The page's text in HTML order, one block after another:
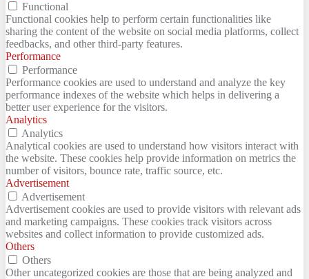
Functional
Functional cookies help to perform certain functionalities like
sharing the content of the website on social media platforms, collect
feedbacks, and other third-party features.
Performance
Performance
Performance cookies are used to understand and analyze the key
performance indexes of the website which helps in delivering a
better user experience for the visitors.
Analytics
Analytics
Analytical cookies are used to understand how visitors interact with
the website. These cookies help provide information on metrics the
number of visitors, bounce rate, traffic source, etc.
Advertisement
Advertisement
Advertisement cookies are used to provide visitors with relevant ads
and marketing campaigns. These cookies track visitors across
websites and collect information to provide customized ads.
Others
Others
Other uncategorized cookies are those that are being analyzed and